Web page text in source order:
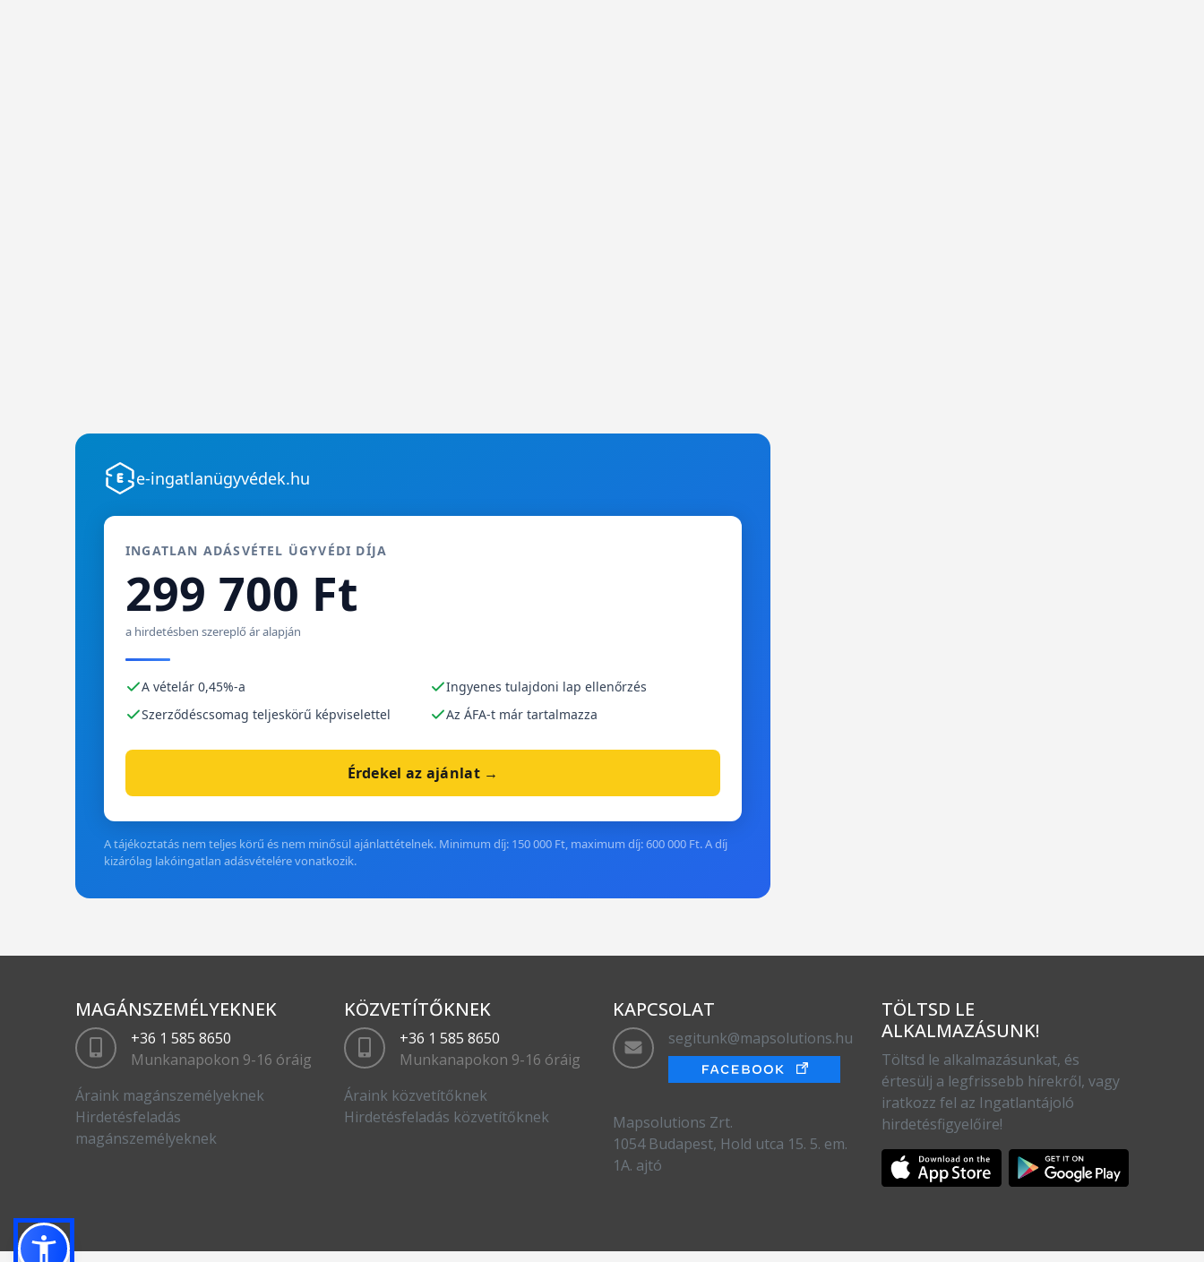
e-ingatlanügyvédek.hu
INGATLAN ADÁSVÉTEL ÜGYVÉDI DÍJA
299 700 Ft
a hirdetésben szereplő ár alapján
A vételár 0,45%-a
Szerződéscsomag teljeskörű képviselettel
Ingyenes tulajdoni lap ellenőrzés
Az ÁFA-t már tartalmazza
Érdekel az ajánlat →
A tájékoztatás nem teljes körű és nem minősül ajánlattételnek. Minimum díj: 150 000 Ft, maximum díj: 600 000 Ft. A díj
kizárólag lakóingatlan adásvételére vonatkozik.
MAGÁNSZEMÉLYEKNEK
+36 1 585 8650
Munkanapokon 9-16 óráig
Áraink magánszemélyeknek
Hirdetésfeladás
magánszemélyeknek
KÖZVETÍTŐKNEK
+36 1 585 8650
Munkanapokon 9-16 óráig
Áraink közvetítőknek
Hirdetésfeladás közvetítőknek
KAPCSOLAT
segitunk@mapsolutions.hu
Mapsolutions Zrt.
1054 Budapest, Hold utca 15. 5. em.
1A. ajtó
TÖLTSD LE
ALKALMAZÁSUNK!
Töltsd le alkalmazásunkat, és
értesülj a legfrissebb hírekről, vagy
iratkozz fel az Ingatlantájoló
hirdetésfigyelőire!